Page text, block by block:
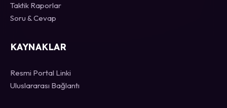
Taktik Raporlar
Soru & Cevap
KAYNAKLAR
Resmi Portal Linki
Uluslararası Bağlantı